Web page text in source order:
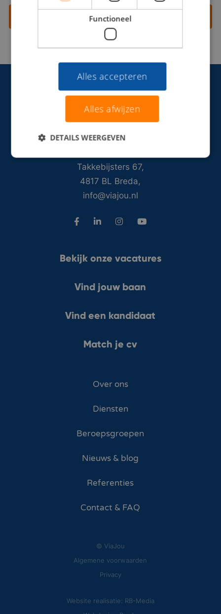
Contact opnemen
Takkebijsters 67,
4817 BL Breda,
info@viajou.nl
Bekijk onze vacatures
Vind jouw baan
Vind een kandidaat
Match je cv
Over ons
Diensten
Beroepsgroepen
Nieuws & blog
Referenties
Contact & FAQ
© ViaJou
Algemene voorwaarden
Privacy
Website realisatie: RB-Media
Functioneel
Alles accepteren
Alles afwijzen
DETAILS WEERGEVEN